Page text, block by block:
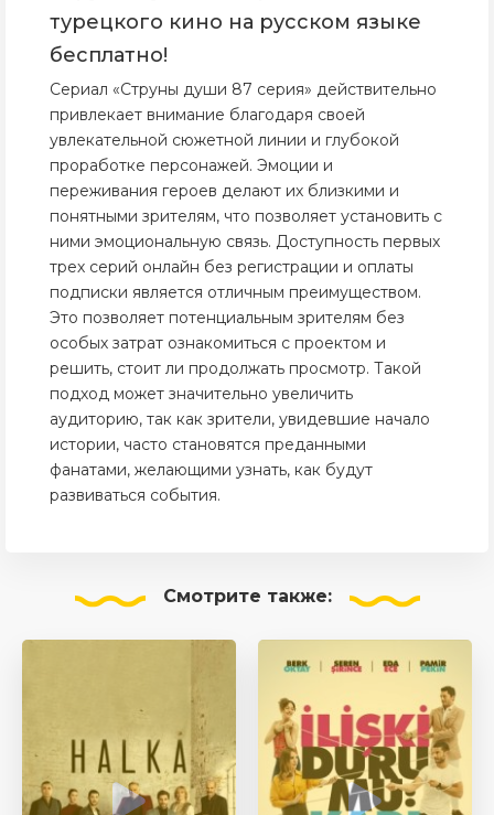
турецкого кино на русском языке
бесплатно!
Сериал «Струны души 87 серия» действительно
привлекает внимание благодаря своей
увлекательной сюжетной линии и глубокой
проработке персонажей. Эмоции и
переживания героев делают их близкими и
понятными зрителям, что позволяет установить с
ними эмоциональную связь. Доступность первых
трех серий онлайн без регистрации и оплаты
подписки является отличным преимуществом.
Это позволяет потенциальным зрителям без
особых затрат ознакомиться с проектом и
решить, стоит ли продолжать просмотр. Такой
подход может значительно увеличить
аудиторию, так как зрители, увидевшие начало
истории, часто становятся преданными
фанатами, желающими узнать, как будут
развиваться события.
Смотрите также: